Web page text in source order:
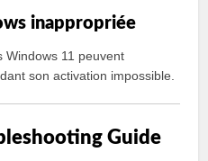
inappropriée
Windows 11 peuvent
son activation impossible.
Guide